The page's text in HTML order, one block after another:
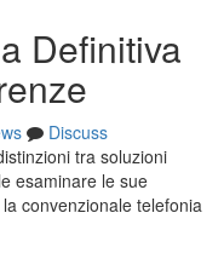
Definitiva
Discuss
tra soluzioni
esaminare le sue
convenzionale telefonia